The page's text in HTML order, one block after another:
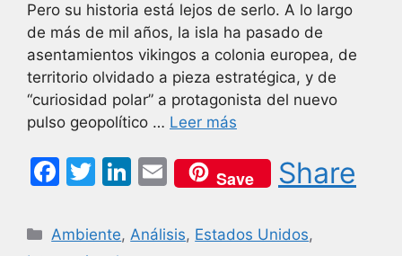
Pero su historia está lejos de serlo. A lo largo
de más de mil años, la isla ha pasado de
asentamientos vikingos a colonia europea, de
territorio olvidado a pieza estratégica, y de
“curiosidad polar” a protagonista del nuevo
pulso geopolítico … Leer más
F
c
T
itt
Li
k
E
m
ai
Save Share
Categorías
Ambiente, Análisis, Estados Unidos,